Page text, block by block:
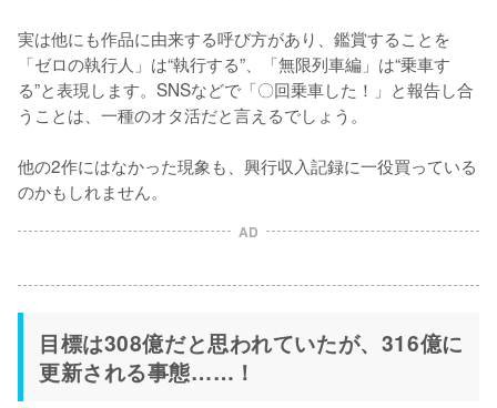
実は他にも作品に由来する呼び方があり、鑑賞することを
「ゼロの執行人」は“執行する”、「無限列車編」は“乗車す
る”と表現します。SNSなどで「〇回乗車した！」と報告し合
うことは、一種のオタ活だと言えるでしょう。
他の2作にはなかった現象も、興行収入記録に一役買っている
のかもしれません。
AD
目標は308億だと思われていたが、316億に
更新される事態……！